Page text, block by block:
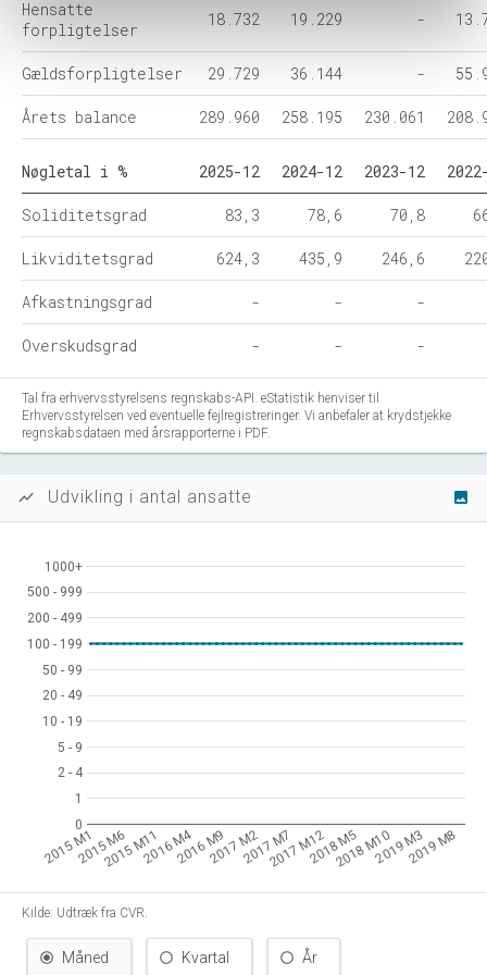
Hensatte
forpligtelser
18.732 19.229 -
Gældsforpligtelser 29.729 36.144 -
Årets balance 289.960 258.195 230.061
Nøgletal i % 2025-12 2024-12 2023-12
Soliditetsgrad 83,3 78,6 70,8
Likviditetsgrad 624,3 435,9 246,6
Afkastningsgrad - - -
Overskudsgrad - - -
Tal fra erhvervsstyrelsens regnskabs-API. eStatistik henviser til
Erhvervsstyrelsen ved eventuelle fejlregistreringer. Vi anbefaler at krydstjekke
regnskabsdataen med årsrapporterne i PDF.
show_chart Udvikling i antal ansatte image
2015 M12015 M62015 M112016 M42016 M92017 M22017 M72017 M122018 M52018 M102019 M32019 M8
0
0
11
2 - 4
2 - 4
5 - 9
5 - 9
10 - 19
10 - 19
20 - 49
20 - 49
50 - 99
50 - 99
100 - 199
100 - 199
200 - 499
200 - 499
500 - 999
500 - 999
1000+
1000+
Kilde: Udtræk fra CVR.
Måned Kvartal År